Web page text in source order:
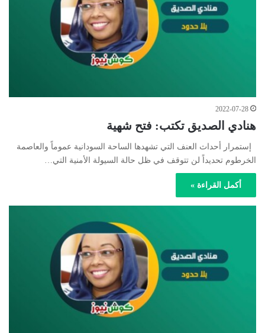
2022-07-28
هنادي الصديق تكتب: فتح شهية
إستمرار أحداث العنف التي تشهدها الساحة السودانية عموماً والعاصمة
الخرطوم تحديداً لن تتوقف في ظل حالة السيولة الأمنية التي…
أكمل القراءة »